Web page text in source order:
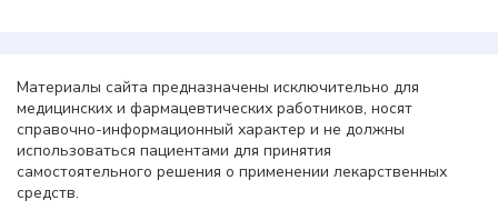
Материалы сайта предназначены исключительно для
медицинских и фармацевтических работников, носят
справочно-информационный характер и не должны
использоваться пациентами для принятия
самостоятельного решения о применении лекарственных
средств.